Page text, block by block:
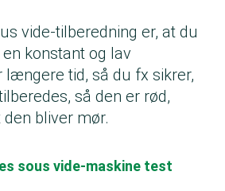
vide-tilberedning er, at du
konstant og lav
tid, så du fx sikrer,
så den er rød,
bliver mør.
sous vide-maskine test